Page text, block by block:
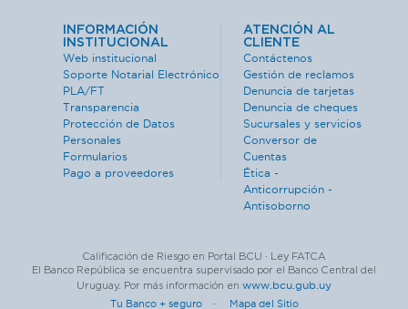
INFORMACIÓN
INSTITUCIONAL
Web institucional
Soporte Notarial Electrónico
PLA/FT
Transparencia
Protección de Datos
Personales
Formularios
Pago a proveedores
ATENCIÓN AL
CLIENTE
Contáctenos
Gestión de reclamos
Denuncia de tarjetas
Denuncia de cheques
Sucursales y servicios
Conversor de
Cuentas
Ética -
Anticorrupción -
Antisoborno
Calificación de Riesgo en Portal BCU · Ley FATCA
El Banco República se encuentra supervisado por el Banco Central del
Uruguay. Por más información en www.bcu.gub.uy
Tu Banco + seguro · Mapa del Sitio